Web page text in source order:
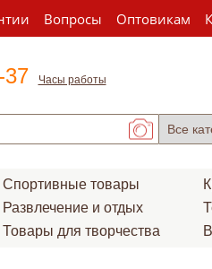
Вопросы Оптовикам
37 Часы работы
Спортивные товары
Развлечение и отдых
Товары для творчества